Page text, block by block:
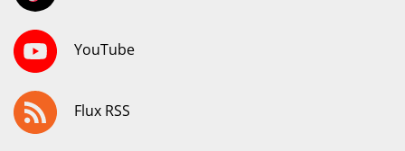
YouTube
Flux RSS